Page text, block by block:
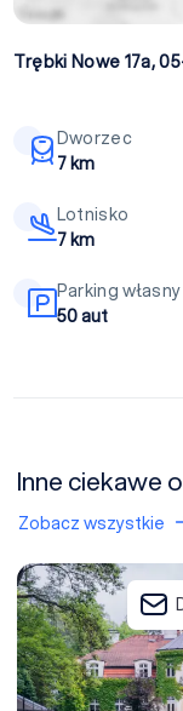
Trębki Nowe 17a,
Dworzec
7 km
Lotnisko
7 km
Parking własny
50 aut
Inne ciekawe
Zobacz wszystkie
Pałac Zdunowo